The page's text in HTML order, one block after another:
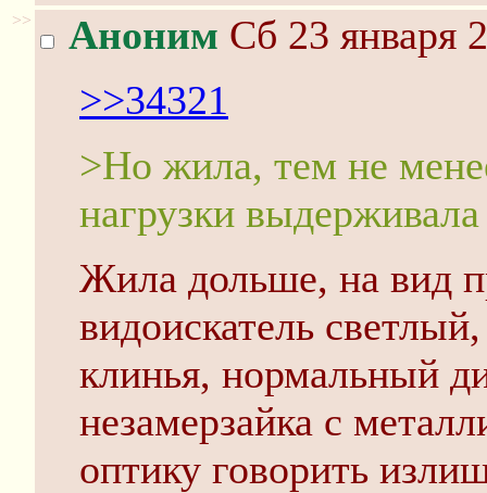
>> Аноним Сб 23 января
>>34321
>Но жила, тем не
нагрузки
Жила дольше, на вид
видоискатель
клинья, нормальный
незамерзайка с
оптику говорить